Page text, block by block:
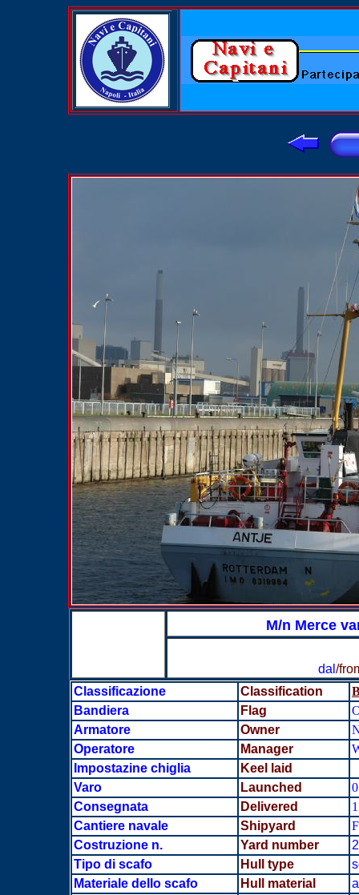
M/n Merce
dal /
Classificazione
Classification
Bandiera
Flag
Armatore
Owner
Operatore
Manager
Impostazine chiglia
Keel laid
Varo
Launched
Consegnata
Delivered
Cantiere navale
Shipyard
Costruzione n.
Yard number
Tipo di scafo
Hull type
Materiale dello scafo
Hull material